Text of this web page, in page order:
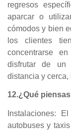
regresos
aparcar o
cómodos y bien
los clientes
concentrarse
disfrutar de un
distancia y cerca,
12.¿Qué
Instalaciones:
autobuses y